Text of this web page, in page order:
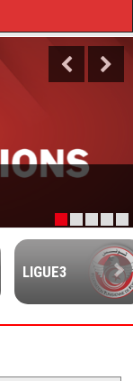
LIGUE3